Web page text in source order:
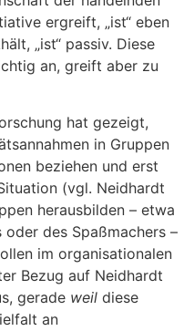
ergreift, „ist“ eben
„ist“ passiv. Diese
an, greift aber zu
hat gezeigt,
in Gruppen
beziehen und erst
(vgl. Neidhardt
herausbilden – etwa
des Spaßmachers –
im organisationalen
Bezug auf Neidhardt
gerade weil diese
an